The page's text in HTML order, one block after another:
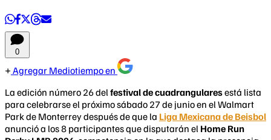
0
Agregar Mediotiempo en
La edición número 26 del festival de cuadrangularesestá lista
para celebrarse el próximo sábado 27 de junio en el Walmart
Park de Monterrey después de que la Liga Mexicana de Beisbol
anunció a los 8 participantes que disputarán el Home Run